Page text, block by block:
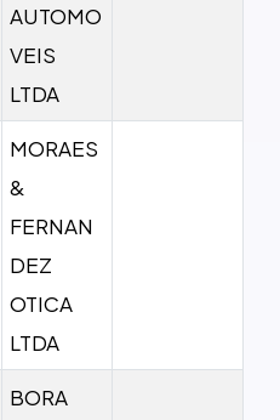
AUTOMO
VEIS
LTDA
MORAES
&
FERNAN
DEZ
OTICA
LTDA
BORA